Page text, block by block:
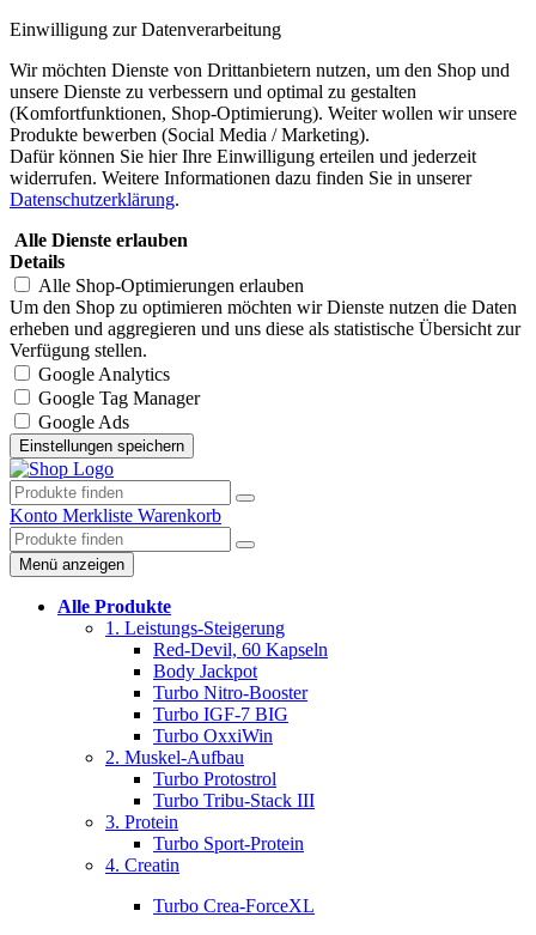
Einwilligung zur Datenverarbeitung
Wir möchten Dienste von Drittanbietern nutzen, um den Shop und
unsere Dienste zu verbessern und optimal zu gestalten
(Komfortfunktionen, Shop-Optimierung). Weiter wollen wir unsere
Produkte bewerben (Social Media / Marketing).
Dafür können Sie hier Ihre Einwilligung erteilen und jederzeit
widerrufen. Weitere Informationen dazu finden Sie in unserer
Datenschutzerklärung.
Alle Dienste erlauben
Details
Alle Shop-Optimierungen erlauben
Um den Shop zu optimieren möchten wir Dienste nutzen die Daten
erheben und aggregieren und uns diese als statistische Übersicht zur
Verfügung stellen.
Google Analytics
Google Tag Manager
Google Ads
Konto Merkliste Warenkorb
Menü anzeigen
Alle Produkte
1. Leistungs-Steigerung
Red-Devil, 60 Kapseln
Body Jackpot
Turbo Nitro-Booster
Turbo IGF-7 BIG
Turbo OxxiWin
2. Muskel-Aufbau
Turbo Protostrol
Turbo Tribu-Stack III
3. Protein
Turbo Sport-Protein
4. Creatin
Turbo Crea-ForceXL